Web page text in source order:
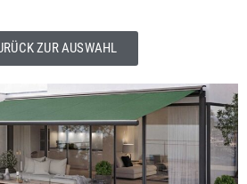
ZUR AUSWAHL